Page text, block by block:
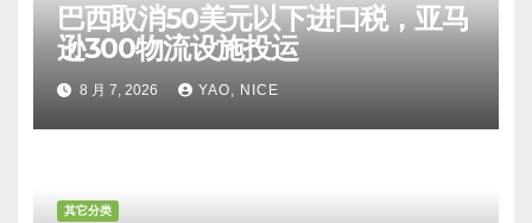
巴西取消50美元以下进口税，亚马
逊300物流设施投运
8 月 7, 2026 YAO, NICE
其它分类